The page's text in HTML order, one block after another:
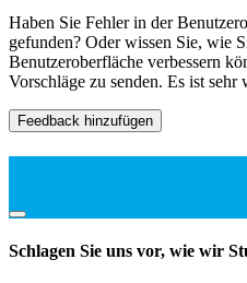
Haben Sie Fehler in der
gefunden? Oder wissen Sie, wie
Benutzeroberfläche verbessern
Vorschläge zu senden. Es ist
Feedback hinzufügen
Schlagen Sie uns vor, wie wir